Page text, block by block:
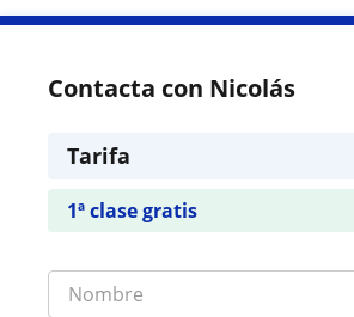
Contacta con Nicolás
Tarifa
1ª clase gratis